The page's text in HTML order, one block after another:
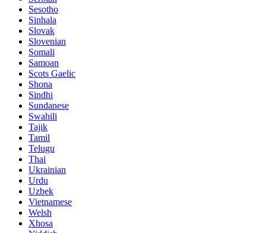
Sesotho
Sinhala
Slovak
Slovenian
Somali
Samoan
Scots Gaelic
Shona
Sindhi
Sundanese
Swahili
Tajik
Tamil
Telugu
Thai
Ukrainian
Urdu
Uzbek
Vietnamese
Welsh
Xhosa